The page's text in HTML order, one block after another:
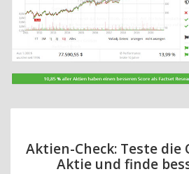
Aktien-Check: Teste
Aktie und finde